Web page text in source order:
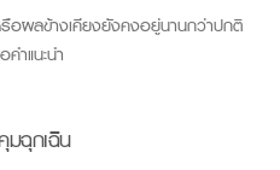
อผลข้างเคียงยังคงอยู่นานกว่าปกติ
ำแนะนำ
มฉุกเฉิน